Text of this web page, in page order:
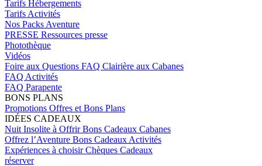
Tarifs Hébergements
Tarifs Activités
Nos Packs Aventure
PRESSE Ressources presse
Photothèque
Vidéos
Foire aux Questions FAQ Clairière aux Cabanes
FAQ Activités
FAQ Parapente
BONS PLANS
Promotions Offres et Bons Plans
IDÉES CADEAUX
Nuit Insolite à OffrirBons Cadeaux Cabanes
Offrez l’Aventure Bons Cadeaux Activités
Expériences à choisirChèques Cadeaux
réserver